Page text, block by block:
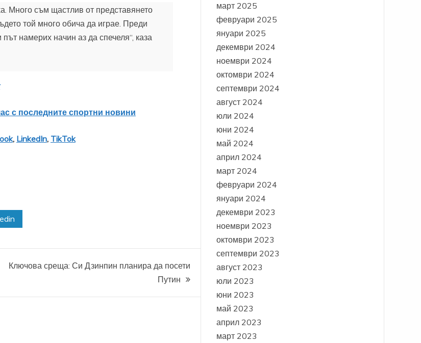
Много съм щастлив от представянето
той много обича да играе. Преди
намерих начин аз да спечеля“, каза
с последните спортни новини
, LinkedIn, TikTok
Ключова среща: Си Дзинпин планира да посети
Путин
март 2025
февруари 2025
януари 2025
декември 2024
ноември 2024
октомври 2024
септември 2024
август 2024
юли 2024
юни 2024
май 2024
април 2024
март 2024
февруари 2024
януари 2024
декември 2023
ноември 2023
октомври 2023
септември 2023
август 2023
юли 2023
юни 2023
май 2023
април 2023
март 2023